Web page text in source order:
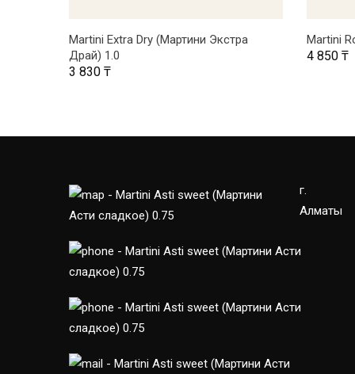
ПОДРОБНЕЕ
Martini Extra Dry (Мартини Экстра
Драй) 1.0
3 830 ₸
Martini
4 850 ₸
г.
Алматы